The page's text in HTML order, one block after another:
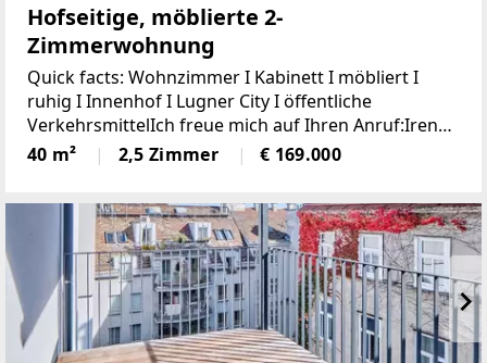
Hofseitige, möblierte 2-
Zimmerwohnung
Quick facts: Wohnzimmer I Kabinett I möbliert I
ruhig I Innenhof I Lugner City I öffentliche
VerkehrsmittelIch freue mich auf Ihren Anruf:Irene
Lindenberger, MSc 01/526 26 36 Haberlgasse - hier
wartet eine möblierte 2-Zimmerwohnung
40 m² 2,5 Zimmer € 169.000